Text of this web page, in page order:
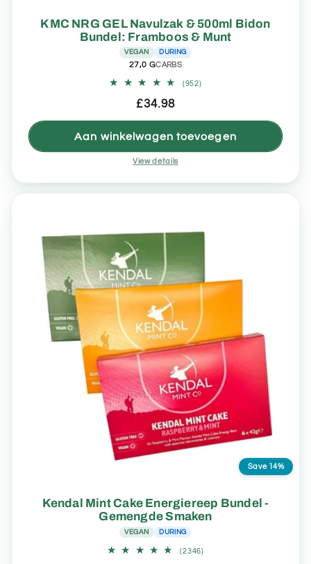
KMC NRG GEL Navulzak & 500ml Bidon
Bundel: Framboos & Munt
VEGAN DURING
27,0 GCARBS
(952)952
Normale
prijs
£34.98
Aan winkelwagen toevoegen
View details
Save 14%
Kendal Mint Cake Energiereep Bundel -
Gemengde Smaken
VEGAN DURING
(2346)2346